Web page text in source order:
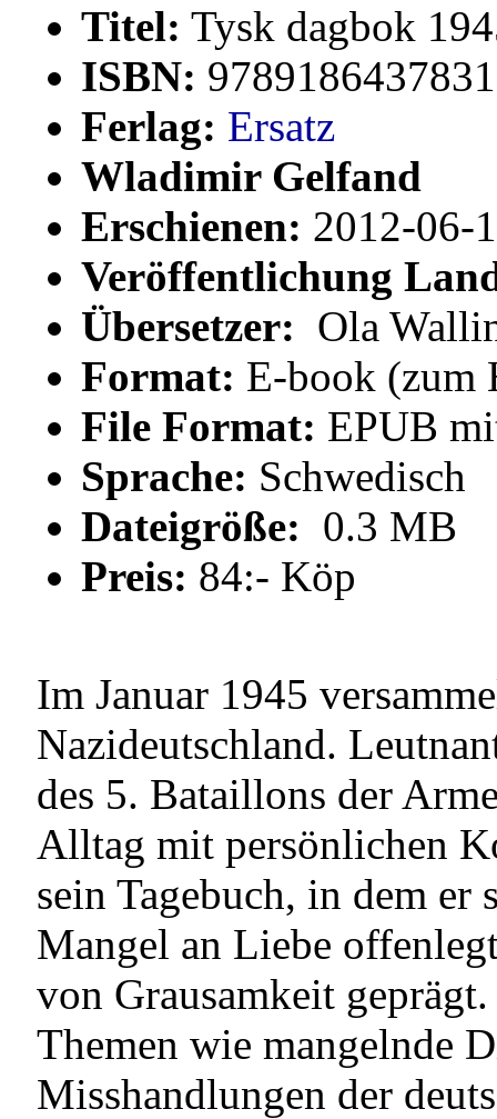
Titel: Tysk dagbok
ISBN: 9789186437831
Ferlag: Ersatz
Wladimir Gelfand
Erschienen: 2012-06-
Veröffentlichung
Übersetzer: Ola
Format: E-book (zum
File Format: EPUB
Sprache: Schwedisch
Dateigröße: 0.3 MB
Preis: 84:- Köp
Im Januar 1945
Nazideutschland.
des 5. Bataillons der
Alltag mit persönlichen
sein Tagebuch, in dem er
Mangel an Liebe
von Grausamkeit
Themen wie mangelnde
Misshandlungen der